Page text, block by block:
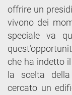
offrire un
vivono dei
speciale va
che ha indetto
la scelta
cercato un